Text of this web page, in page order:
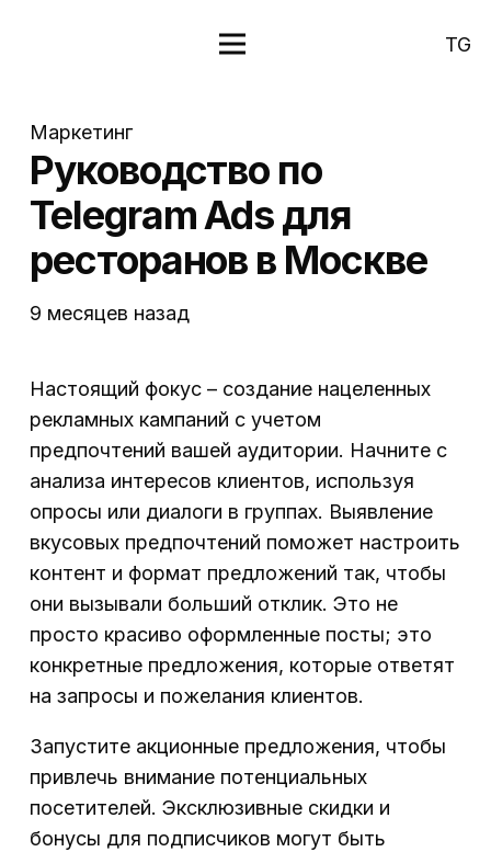
TG
Маркетинг
Руководство по
Telegram Ads для
ресторанов в Москве
9 месяцев назад
Настоящий фокус – создание нацеленных
рекламных кампаний с учетом
предпочтений вашей аудитории. Начните с
анализа интересов клиентов, используя
опросы или диалоги в группах. Выявление
вкусовых предпочтений поможет настроить
контент и формат предложений так, чтобы
они вызывали больший отклик. Это не
просто красиво оформленные посты; это
конкретные предложения, которые ответят
на запросы и пожелания клиентов.
Запустите акционные предложения, чтобы
привлечь внимание потенциальных
посетителей. Эксклюзивные скидки и
бонусы для подписчиков могут быть